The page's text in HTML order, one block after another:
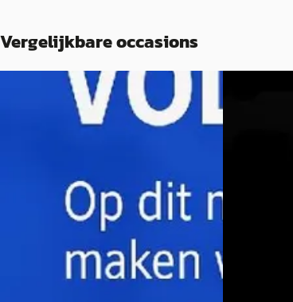
Vergelijkbare occasions
Toyota RAV4· 2020
v.a. € 698/mnd
Marktconform
2020 · 72.024 km · Hybride · Automaat